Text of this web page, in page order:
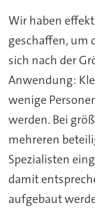
Wir haben
geschaffen, um
sich nach der
Anwendung:
wenige
werden. Bei
mehreren
Spezialisten
damit
aufgebaut